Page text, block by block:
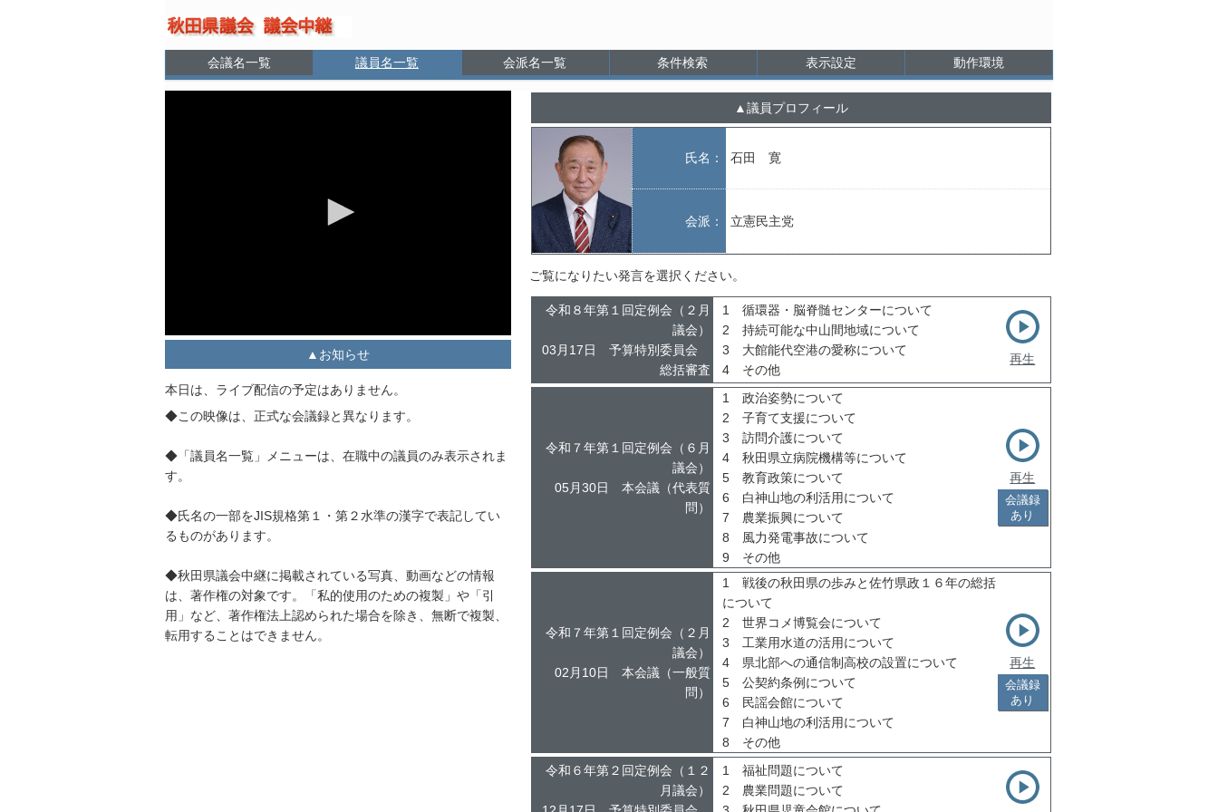
会議名一覧 議員名一覧 会派名一覧 条件検索 表示設定 動作環境
お知らせ
本日は、ライブ配信の予定はありません。
◆この映像は、正式な会議録と異なります。
◆「議員名一覧」メニューは、在職中の議員のみ表示されま
す。
◆氏名の一部をJIS規格第１・第２水準の漢字で表記してい
るものがあります。
◆秋田県議会中継に掲載されている写真、動画などの情報
は、著作権の対象です。「私的使用のための複製」や「引
用」など、著作権法上認められた場合を除き、無断で複製、
転用することはできません。
議員プロフィール
氏名： 石田 寛
会派： 立憲民主党
ご覧になりたい発言を選択ください。
令和８年第１回定例会（２月
議会）
03月17日 予算特別委員会
総括審査
1 循環器・脳脊髄センターについて
2 持続可能な中山間地域について
3 大館能代空港の愛称について
4 その他
再生
令和７年第１回定例会（６月
議会）
05月30日 本会議（代表質
問）
1 政治姿勢について
2 子育て支援について
3 訪問介護について
4 秋田県立病院機構等について
5 教育政策について
6 白神山地の利活用について
7 農業振興について
8 風力発電事故について
9 その他
再生
会議録
あり
令和７年第１回定例会（２月
議会）
02月10日 本会議（一般質
問）
1 戦後の秋田県の歩みと佐竹県政１６年の総括
について
2 世界コメ博覧会について
3 工業用水道の活用について
4 県北部への通信制高校の設置について
5 公契約条例について
6 民謡会館について
7 白神山地の利活用について
8 その他
再生
会議録
あり
令和６年第２回定例会（１２
月議会）
1 福祉問題について
2 農業問題について